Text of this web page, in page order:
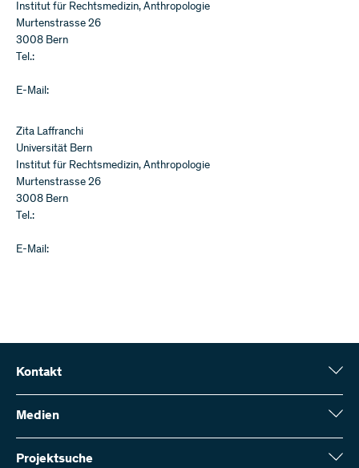
Institut für Rechtsmedizin, Anthropologie
Murtenstrasse 26
3008 Bern
Tel.:
E-Mail:
Zita Laffranchi
Universität Bern
Institut für Rechtsmedizin, Anthropologie
Murtenstrasse 26
3008 Bern
Tel.:
E-Mail:
Kontakt
Schweizerischer Nationalfonds (SNF)
Wildhainweg 3
Kontakt aufnehmen
Medien
Medienauskünfte
Jahresbericht
Projektsuche